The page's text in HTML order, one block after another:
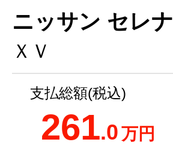
ニッサン セレナ
ＸＶ
支払総額(税込)
261.0万円